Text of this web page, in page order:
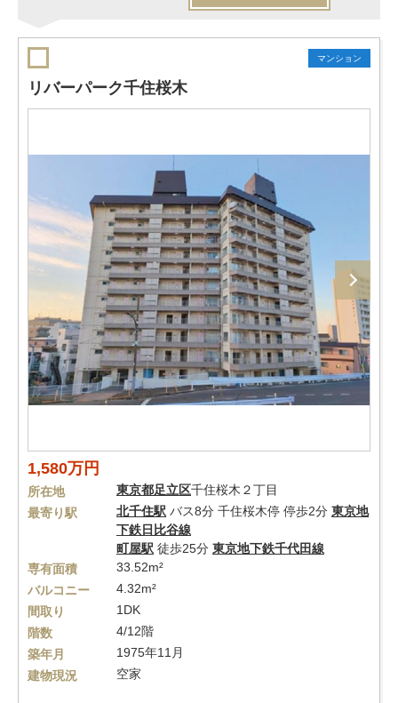
マンション
リバーパーク千住桜木
1,580万円
所在地 東京都足立区千住桜木２丁目
最寄り駅
北千住駅 バス8分 千住桜木停 停歩2分 東京地
下鉄日比谷線
町屋駅 徒歩25分 東京地下鉄千代田線
専有面積
33.52m²
バルコニー
4.32m²
間取り
1DK
階数
4/12階
築年月
1975年11月
建物現況
空家